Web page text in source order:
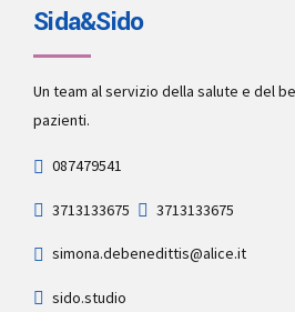
Sida&Sido
Un team al servizio della salute e del
pazienti.
087479541
3713133675 3713133675
simona.debenedittis@alice.it
sido.studio